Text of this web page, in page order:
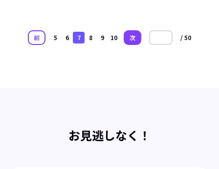
前 5 6 7 8 9 10 次 / 50
お見逃しなく！